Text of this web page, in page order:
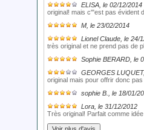
ELISA , le 02/12/2014
original! mais c'"est pas évident
M , le 23/02/2014
Lionel Claude , le 24/
très original et ne prend pas de
Sophie BERARD , le
GEORGES LUQUET
original mais pour offrir donc
sophie B.
, le 18/01/
Lora , le 31/12/2012
Très original! Parfait comme idée